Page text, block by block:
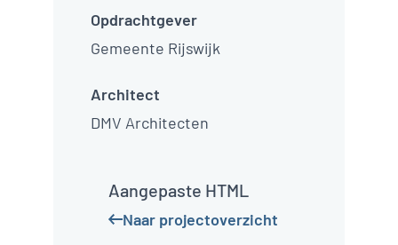
een groen dak.
schoolgebouw aan de
Aangepaste HTML
Naar projectoverzicht
Opdrachtgever
Gemeente Rijswijk
Architect
DMV Architecten